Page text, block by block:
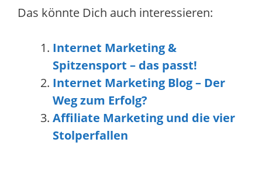
Das könnte Dich auch interessieren:
Internet Marketing &
Spitzensport – das passt!
Internet Marketing Blog – Der
Weg zum Erfolg?
Affiliate Marketing und die vier
Stolperfallen